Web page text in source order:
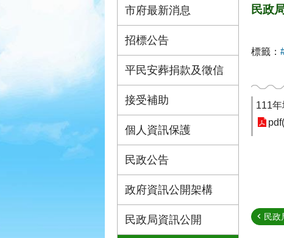
市府最新消息
招標公告
平民安葬捐款及徵信
接受補助
個人資訊保護
民政公告
政府資訊公開架構
民政局資訊公開
民政
標籤：
111
民政